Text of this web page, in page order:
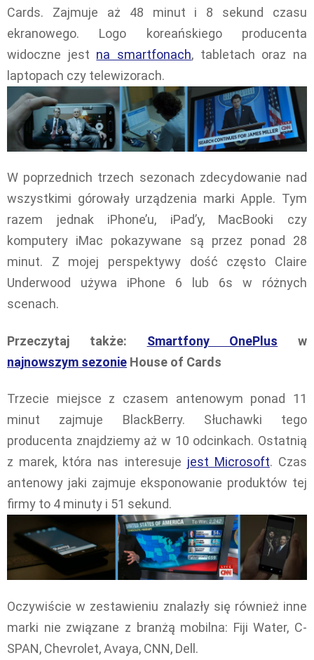
Cards. Zajmuje aż 48 minut i 8 sekund czasu
ekranowego. Logo koreańskiego producenta
widoczne jest na smartfonach, tabletach oraz na
laptopach czy telewizorach.
W poprzednich trzech sezonach zdecydowanie nad
wszystkimi górowały urządzenia marki Apple. Tym
razem jednak iPhone’u, iPad’y, MacBooki czy
komputery iMac pokazywane są przez ponad 28
minut. Z mojej perspektywy dość często Claire
Underwood używa iPhone 6 lub 6s w różnych
scenach.
Przeczytaj także: Smartfony OnePlus w
najnowszym sezonie House of Cards
Trzecie miejsce z czasem antenowym ponad 11
minut zajmuje BlackBerry. Słuchawki tego
producenta znajdziemy aż w 10 odcinkach. Ostatnią
z marek, która nas interesuje jest Microsoft. Czas
antenowy jaki zajmuje eksponowanie produktów tej
firmy to 4 minuty i 51 sekund.
Oczywiście w zestawieniu znalazły się również inne
marki nie związane z branżą mobilna: Fiji Water, C-
SPAN, Chevrolet, Avaya, CNN, Dell.